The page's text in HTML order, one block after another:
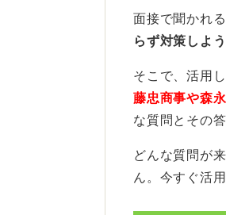
この内容から
員配置の都合
しかしながら
から通勤しや
えで重要な動
地域への
面接で聞かれ
らず対策しよ
そこで、活用
藤忠商事や森
な質問とその
どんな質問が
ん。今すぐ活